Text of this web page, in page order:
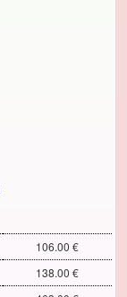
106.00 €
138.00 €